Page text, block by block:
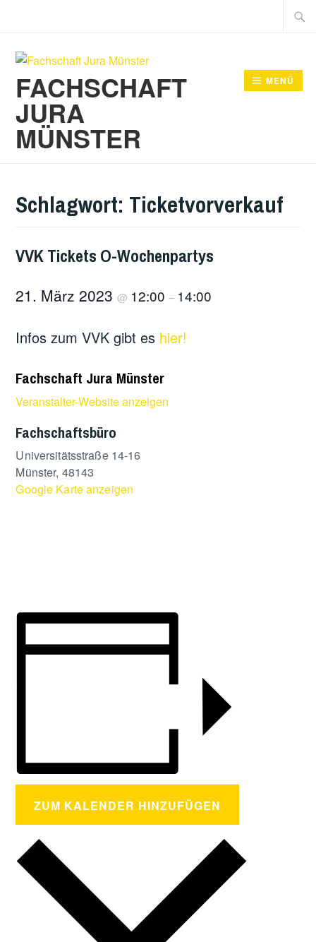
Suche
nach:
FACHSCHAFT
JURA
MÜNSTER
MENÜ
Schlagwort: Ticketvorverkauf
VVK Tickets O-Wochenpartys
21. März 2023@ 12:00– 14:00
Infos zum VVK gibt es hier!
Fachschaft Jura Münster
Veranstalter-Website anzeigen
Fachschaftsbüro
Universitätsstraße 14-16
Münster, 48143
Google Karte anzeigen
ZUM KALENDER HINZUFÜGEN